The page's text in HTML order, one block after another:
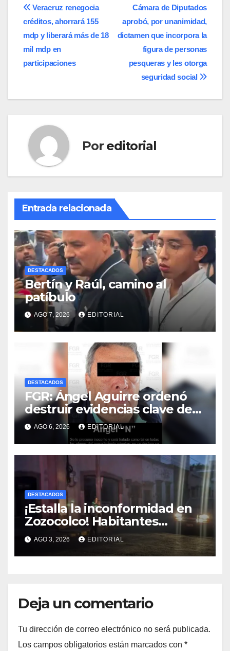
Navegación
de
entradas
Cámara de Diputados
aprobó, por unanimidad,
dictamen que incorpora la
figura de personas
pesqueras y les otorga
seguridad social
Veracruz renegocia
créditos, ahorrará 155
mdp y liberará más de 18
mil mdp en
participaciones
Por editorial
Entrada relacionada
DESTACADOS
Bertín y Raúl, camino al
patíbulo
AGO 7, 2026 EDITORIAL
DESTACADOS
FGR: Ángel Aguirre ordenó
destruir evidencias clave de
caso Ayotzinapa; operación
dolosa desde el ejecutivo
estatal
AGO 6, 2026 EDITORIAL
DESTACADOS
¡Estalla la inconformidad en
Zozocolco! Habitantes
amenazan con tomar las
oficinas de la CFE
AGO 3, 2026 EDITORIAL
Deja un comentario
Tu dirección de correo electrónico no será publicada.
Los campos obligatorios están marcados con *